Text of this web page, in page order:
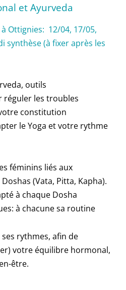
et Ayurveda
Ottignies: 12/04, 17/05,
synthèse (à fixer après les
outils
réguler les troubles
constitution
le Yoga et votre rythme
féminins liés aux
(Vata, Pitta, Kapha).
à chaque Dosha
à chacune sa routine
rythmes, afin de
votre équilibre hormonal,
être.